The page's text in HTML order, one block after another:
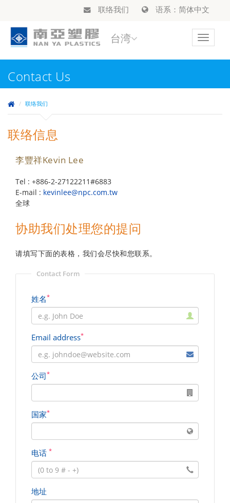
联络我们 语系：简体中文
Toggle
台湾
Contact Us
联络我们
联络信息
李豐祥Kevin Lee
Tel : +886-2-27122211#6883
E-mail : kevinlee@npc.com.tw
全球
协助我们处理您的提问
请填写下面的表格，我们会尽快和您联系。
Contact Form
姓名*
Email address*
公司*
国家*
电话 *
地址